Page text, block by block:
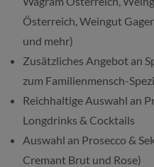
Österreich, Weingut
und mehr)
Zusätzliches Angebot an
zum Familienmensch-
Reichhaltige Auswahl an
Longdrinks & Cocktails
Auswahl an Prosecco &
Cremant Brut und Rose)